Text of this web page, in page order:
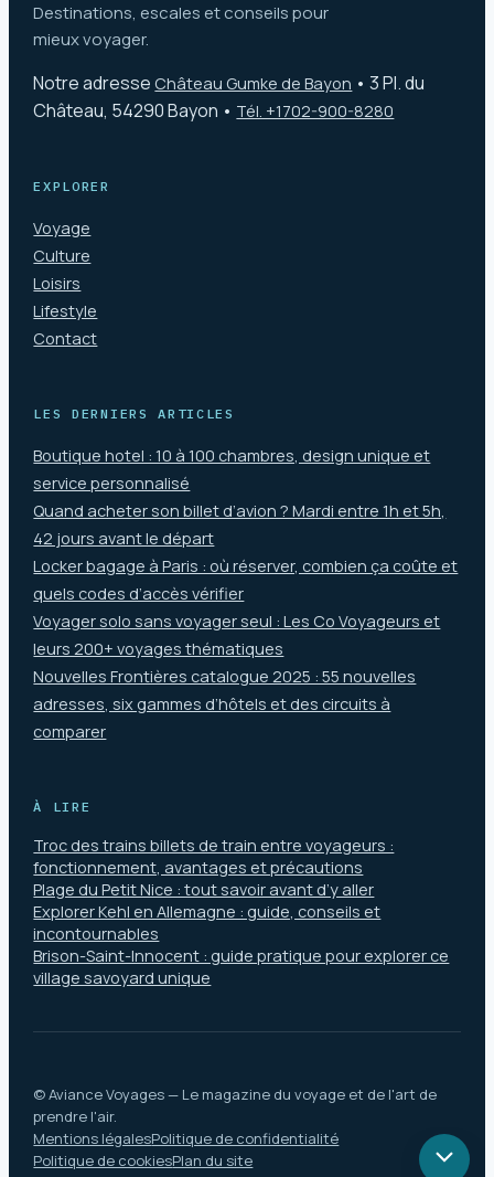
Destinations, escales et conseils pour
mieux voyager.
Notre adresse Château Gumke de Bayon •3 Pl. du
Château, 54290 Bayon • Tél. +1702-900-8280
EXPLORER
Voyage
Culture
Loisirs
Lifestyle
Contact
LES DERNIERS ARTICLES
Boutique hotel : 10 à 100 chambres, design unique et
service personnalisé
Quand acheter son billet d’avion ? Mardi entre 1h et 5h,
42 jours avant le départ
Locker bagage à Paris : où réserver, combien ça coûte et
quels codes d’accès vérifier
Voyager solo sans voyager seul : Les Co Voyageurs et
leurs 200+ voyages thématiques
Nouvelles Frontières catalogue 2025 : 55 nouvelles
adresses, six gammes d’hôtels et des circuits à
comparer
À LIRE
Troc des trains billets de train entre voyageurs :
fonctionnement, avantages et précautions
Plage du Petit Nice : tout savoir avant d’y aller
Explorer Kehl en Allemagne : guide, conseils et
incontournables
Brison-Saint-Innocent : guide pratique pour explorer ce
village savoyard unique
© Aviance Voyages — Le magazine du voyage et de l'art de
prendre l'air.
Mentions légalesPolitique de confidentialité
Politique de cookiesPlan du site